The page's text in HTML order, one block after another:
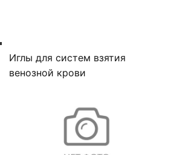
Иглы для систем взятия
венозной крови